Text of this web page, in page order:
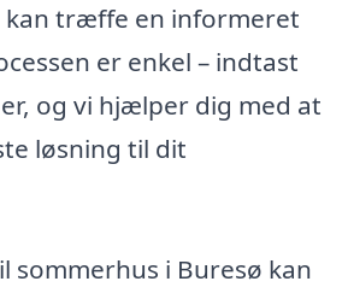
kan træffe en informeret
er enkel – indtast
og vi hjælper dig med at
løsning til dit
sommerhus i Buresø kan